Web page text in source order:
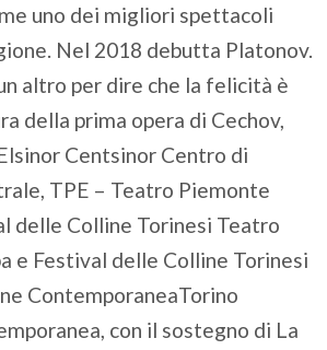
uno dei migliori spettacoli
Nel 2018 debutta Platonov.
altro per dire che la felicità è
della prima opera di Cechov,
Centsinor Centro di
TPE – Teatro Piemonte
delle Colline Torinesi Teatro
e Festival delle Colline Torinesi
ContemporaneaTorino
con il sostegno di La